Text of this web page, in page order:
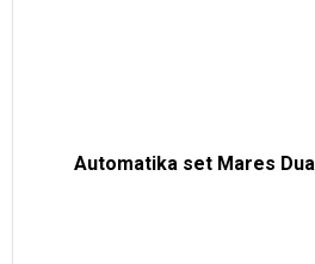
Automatika set Mares